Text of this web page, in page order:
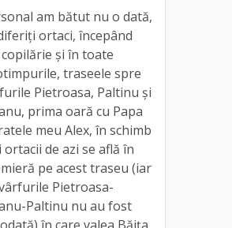
am bătut nu o dată,
ortaci, începând
și în toate
traseele spre
Pietroasa, Paltinu și
prima oară cu Papa
meu Alex, în schimb
ortacii de azi se află în
pe acest traseu (iar
Pietroasa-
Paltinu nu au fost